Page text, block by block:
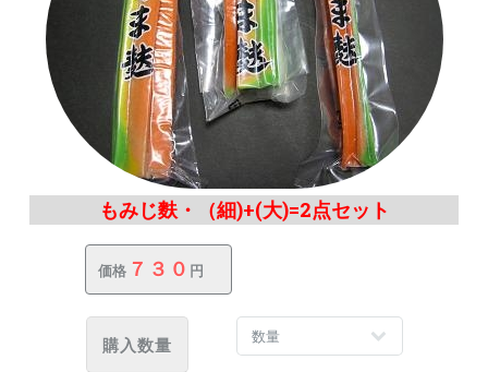
もみじ麩・（細)+(大)=2点セット
価格 ７３０ 円
購入数量